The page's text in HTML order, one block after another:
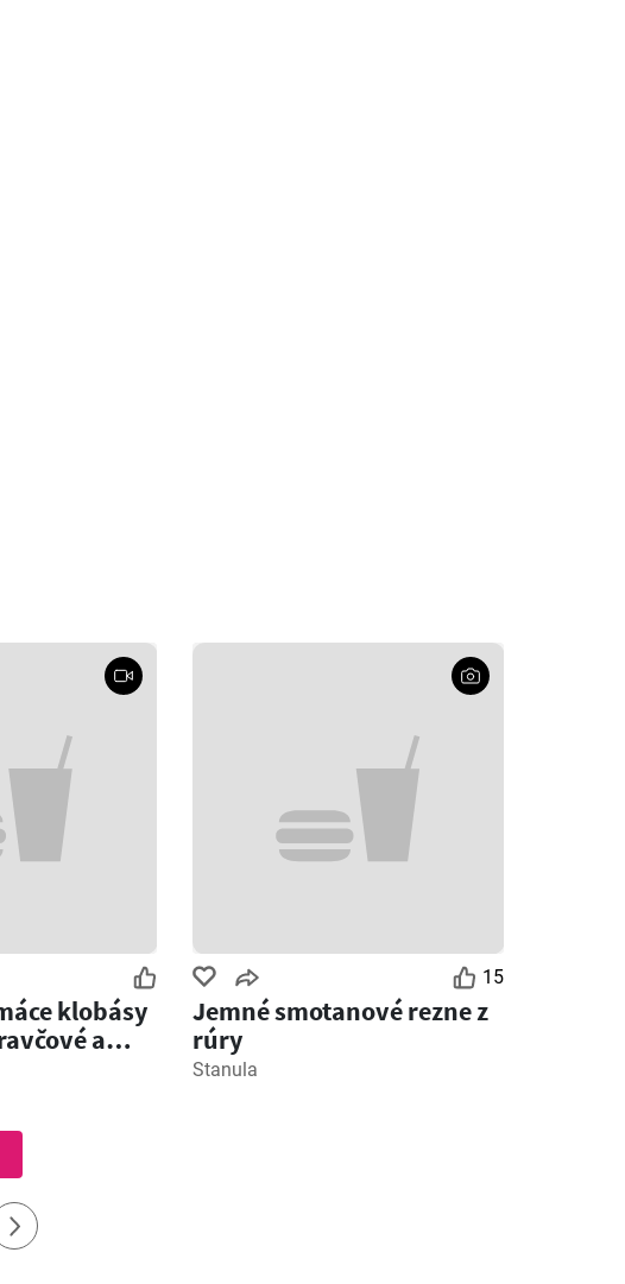
klobásy
a
15
Jemné smotanové rezne z
rúry
Stanula